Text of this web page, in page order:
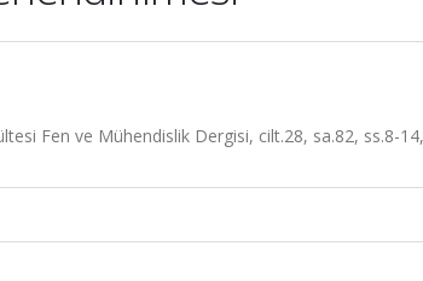
Fen ve Mühendislik Dergisi, cilt.28, sa.82, ss.8-